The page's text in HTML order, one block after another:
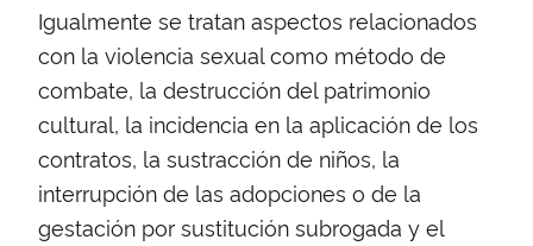
Igualmente se tratan aspectos relacionados
con la vio­lencia sexual como método de
combate, la destrucción del patrimonio
cultural, la incidencia en la aplicación de los
contratos, la sustracción de niños, la
interrupción de las adopciones o de la
gestación por sustitución subrogada y el